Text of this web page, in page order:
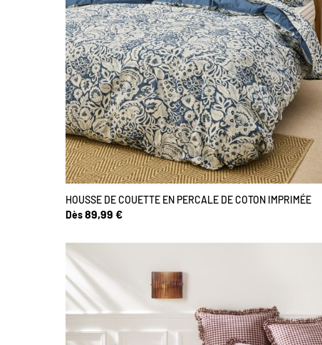
HOUSSE DE COUETTE EN PERCALE DE COTON IMPRIMÉE
Dès89,99 €